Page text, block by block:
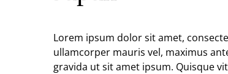
Lorem ipsum dolor sit amet,
ullamcorper mauris vel, maximus
gravida ut sit amet ipsum. Quisque